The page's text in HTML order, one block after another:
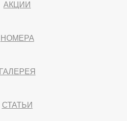
АКЦИИ
НОМЕРА
ГАЛЕРЕЯ
СТАТЬИ